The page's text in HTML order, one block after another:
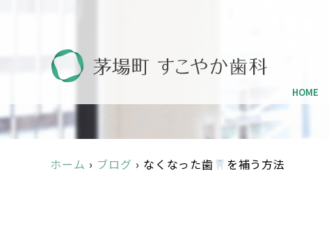
HOME
ホーム › ブログ › なくなった歯 を補う方法